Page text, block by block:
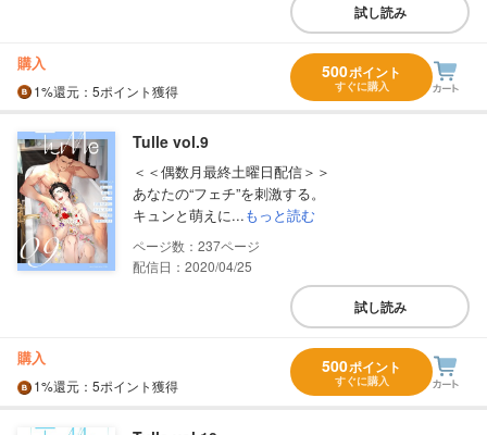
試し読み
購入
1%還元 ：5ポイント獲得
500ポイント
すぐに購入
Tulle vol.9
＜＜偶数月最終土曜日配信＞＞
あなたの“フェチ”を刺激する。
キュンと萌えに...もっと読む
237
配信日：2020/04/25
試し読み
購入
1%還元 ：5ポイント獲得
500ポイント
すぐに購入